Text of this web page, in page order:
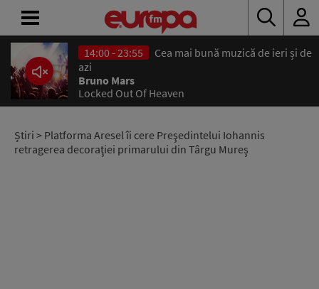
14:00 - 23:55
Cea mai bună muzică de ieri și de
azi
Bruno Mars
Locked Out Of Heaven
Știri > Platforma Aresel îi cere Preşedintelui Iohannis
retragerea decoraţiei primarului din Târgu Mureş
ACASĂ
ȘTIRI
RADIO